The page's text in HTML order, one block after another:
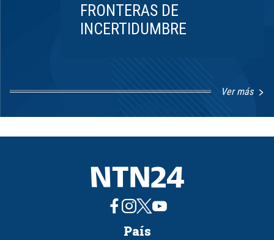
FRONTERAS DE
INCERTIDUMBRE
Ver más
8
País